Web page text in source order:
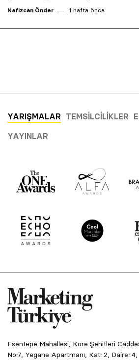
Nafizcan Önder 1 hafta önce
YARIŞMALAR TEMSILCILIKLER
YAYINLAR
Esentepe Mahallesi, Kore Şehitleri
No:7, Yegane Apartmanı, Kat: 2, Daire: 4,